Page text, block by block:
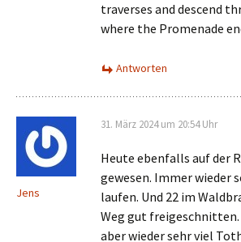
traverses and descend
where the Promenade
Antworten
Jens
31. März 2024 um 20:54 Uhr
Heute ebenfalls auf der
gewesen. Immer wieder
laufen. Und 22 im
Weg gut
aber wieder sehr viel